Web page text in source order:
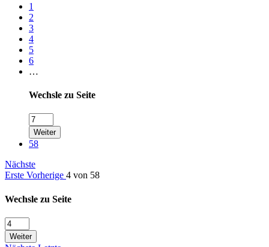
1
2
3
4
5
6
…
Wechsle zu Seite
Weiter
58
Nächste
Erste Vorherige 4 von 58
Wechsle zu Seite
Weiter